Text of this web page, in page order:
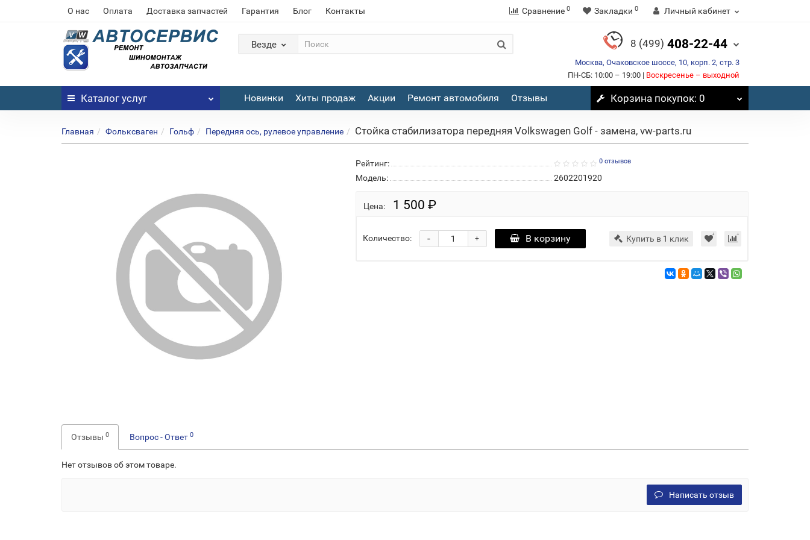
О нас Оплата Доставка запчастей Гарантия Блог Контакты Сравнение 0 Закладки 0 Личный кабинет
Везде 8 (499) 408-22-44
Москва, Очаковское шоссе, 10, корп. 2, стр. 3
ПН-СБ: 10:00 – 19:00 | Воскресенье – выходной
Каталог услуг Новинки Хиты продаж Акции Ремонт автомобиля Отзывы Корзинапокупок: 0
Главная Фольксваген Гольф Передняя ось, рулевое управление Стойка стабилизатора передняя Volkswagen Golf - замена, vw-parts.ru
Рейтинг: 0 отзывов
Модель: 2602201920
Цена: 1 500 ₽
Количество: +
- В корзину Купить в 1 клик
Отзывы 0 Вопрос - Ответ 0
Нет отзывов об этом товаре.
Написать отзыв